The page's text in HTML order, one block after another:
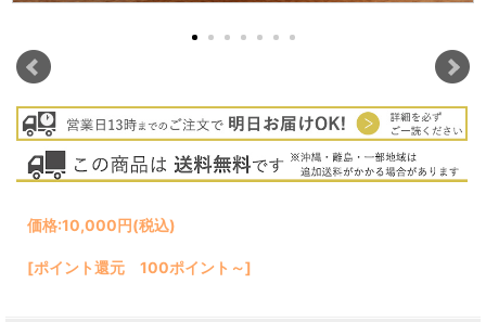
価格:10,000円(税込)
[ポイント還元 100ポイント～]